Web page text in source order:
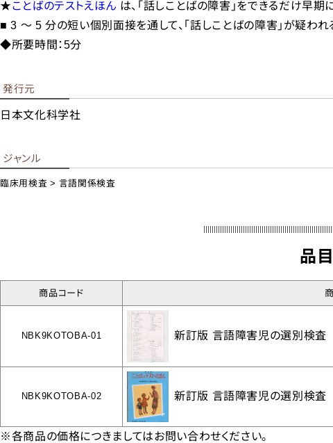
★ことばのテストえほん は、「話しことばの障害」をできるだけ早期
■ 3 ～ 5 分の短い個別面接を通して、「話しことばの障害」が疑われ
◆所要時間：5分
発行元
日本文化科学社
ジャンル
臨床用検査 言語関係検査
品
商品コード
NBK9KOTOBA-01 新訂版 言語障害児の選別検査
NBK9KOTOBA-02 新訂版 言語障害児の選別検
※各商品の価格につきましてはお問い合わせください。
高等学校用
DVD/VTR
トッ